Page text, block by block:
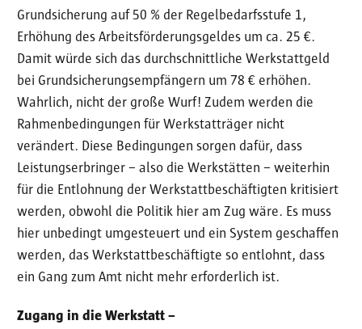
Grundsicherung auf 50 % der Regelbedarfsstufe 1,
Erhöhung des Arbeitsförderungsgeldes um ca. 25 €.
Damit würde sich das durchschnittliche Werkstattgeld
bei Grundsicherungsempfängern um 78 € erhöhen.
Wahrlich, nicht der große Wurf! Zudem werden die
Rahmenbedingungen für Werkstatträger nicht
verändert. Diese Bedingungen sorgen dafür, dass
Leistungserbringer – also die Werkstätten – weiterhin
für die Entlohnung der Werkstattbeschäftigten kritisiert
werden, obwohl die Politik hier am Zug wäre. Es muss
hier unbedingt umgesteuert und ein System geschaffen
werden, das Werkstattbeschäftigte so entlohnt, dass
ein Gang zum Amt nicht mehr erforderlich ist.
Zugang in die Werkstatt −